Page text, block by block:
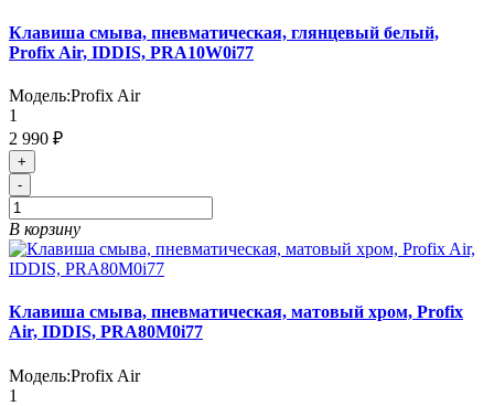
Клавиша смыва, пневматическая, глянцевый белый,
Profix Air, IDDIS, PRA10W0i77
Модель:Profix Air
1
2 990 ₽
+
-
В корзину
Клавиша смыва, пневматическая, матовый хром, Profix
Air, IDDIS, PRA80M0i77
Модель:Profix Air
1